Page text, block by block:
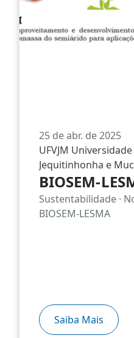
25 de abr. de 2025
UFVJM Universidade Federal dos Vales do
Jequitinhonha e
BIOSEM-
Sustentabilidade ·
BIOSEM-LESMA
Saiba Mais